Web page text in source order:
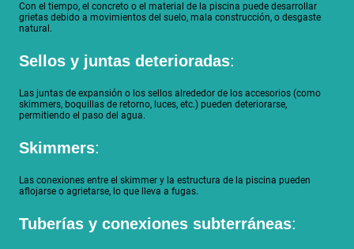
Con el tiempo, el concreto o el material de la piscina puede desarrollar
grietas debido a movimientos del suelo, mala construcción, o desgaste
natural.
Sellos y juntas deterioradas:
Las juntas de expansión o los sellos alrededor de los accesorios (como
skimmers, boquillas de retorno, luces, etc.) pueden deteriorarse,
permitiendo el paso del agua.
Skimmers:
Las conexiones entre el skimmer y la estructura de la piscina pueden
aflojarse o agrietarse, lo que lleva a fugas.
Tuberías y conexiones subterráneas: